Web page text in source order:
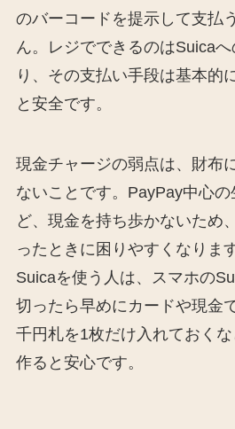
のバーコードを提示して支払
ん。レジでできるのはSuica
り、その支払い手段は基本的
と安全です。
現金チャージの弱点は、財布
ないことです。PayPay中心
ど、現金を持ち歩かないため
ったときに困りやすくなりま
Suicaを使う人は、スマホの
切ったら早めにカードや現金
千円札を1枚だけ入れておく
作ると安心です。